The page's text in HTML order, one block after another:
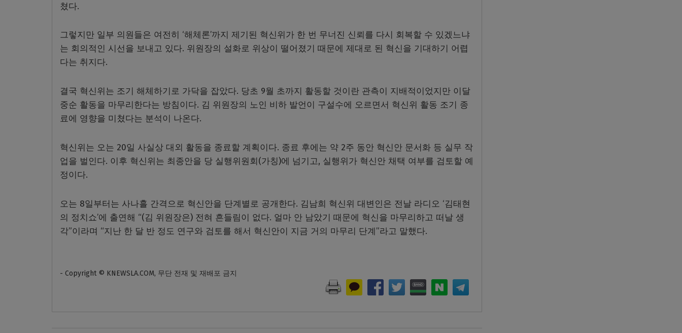
쳤다.
그렇지만 일부 의원들은 여전히 ‘해체론’까지 제기된 혁신위가 한 번 무너진 신뢰를 다시 회복할 수 있겠느냐
는 회의적인 시선을 보내고 있다. 위원장의 설화로 위상이 떨어졌기 때문에 제대로 된 혁신을 기대하기 어렵
다는 취지다.
결국 혁신위는 조기 해체하기로 가닥을 잡았다. 당초 9월 초까지 활동할 것이란 관측이 지배적이었지만 이달
중순 활동을 마무리한다는 방침이다. 김 위원장의 노인 비하 발언이 구설수에 오르면서 혁신위 활동 조기 종
료에 영향을 미쳤다는 분석이 나온다.
혁신위는 오는 20일 사실상 대외 활동을 종료할 계획이다. 종료 후에는 약 2주 동안 혁신안 문서화 등 실무 작
업을 벌인다. 이후 혁신위는 최종안을 당 실행위원회(가칭)에 넘기고, 실행위가 혁신안 채택 여부를 검토할 예
정이다.
오는 8일부터는 사나흘 간격으로 혁신안을 단계별로 공개한다. 김남희 혁신위 대변인은 전날 라디오 ‘김태현
의 정치쇼’에 출연해 “(김 위원장은) 전혀 흔들림이 없다. 얼마 안 남았기 때문에 혁신을 마무리하고 떠날 생
각”이라며 “지난 한 달 반 정도 연구와 검토를 해서 혁신안이 지금 거의 마무리 단계”라고 말했다.
- Copyright © KNEWSLA.COM, 무단 전재 및 재배포 금지